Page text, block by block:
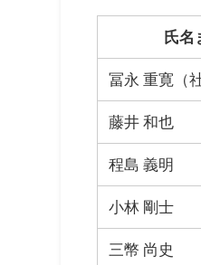
氏名
冨永 重寛（
藤井 和也
程島 義明
小林 剛士
三幣 尚史